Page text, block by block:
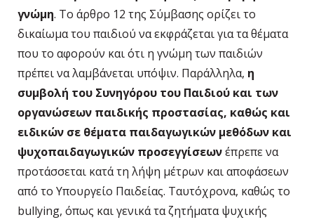
γνώμη. Το άρθρο 12 της Σύμβασης ορίζει το
δικαίωμα του παιδιού να εκφράζεται για τα θέματα
που το αφορούν και ότι η γνώμη των παιδιών
πρέπει να λαμβάνεται υπόψιν. Παράλληλα, η
συμβολή του Συνηγόρου του Παιδιού και των
οργανώσεων παιδικής προστασίας, καθώς και
ειδικών σε θέματα παιδαγωγικών μεθόδων και
ψυχοπαιδαγωγικών προσεγγίσεωνέπρεπε να
προτάσσεται κατά τη λήψη μέτρων και αποφάσεων
από το Υπουργείο Παιδείας. Ταυτόχρονα, καθώς το
bullying, όπως και γενικά τα ζητήματα ψυχικής